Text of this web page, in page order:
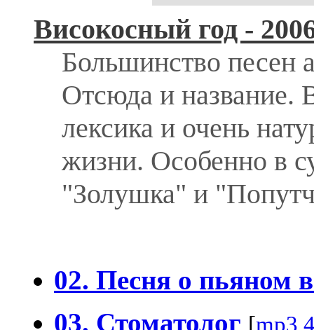
Високосный год -
Большинство песен
Отсюда и название.
лексика и очень
жизни. Особенно в
"Золушка" и
02. Песня о пьяном
03. Стоматолог [